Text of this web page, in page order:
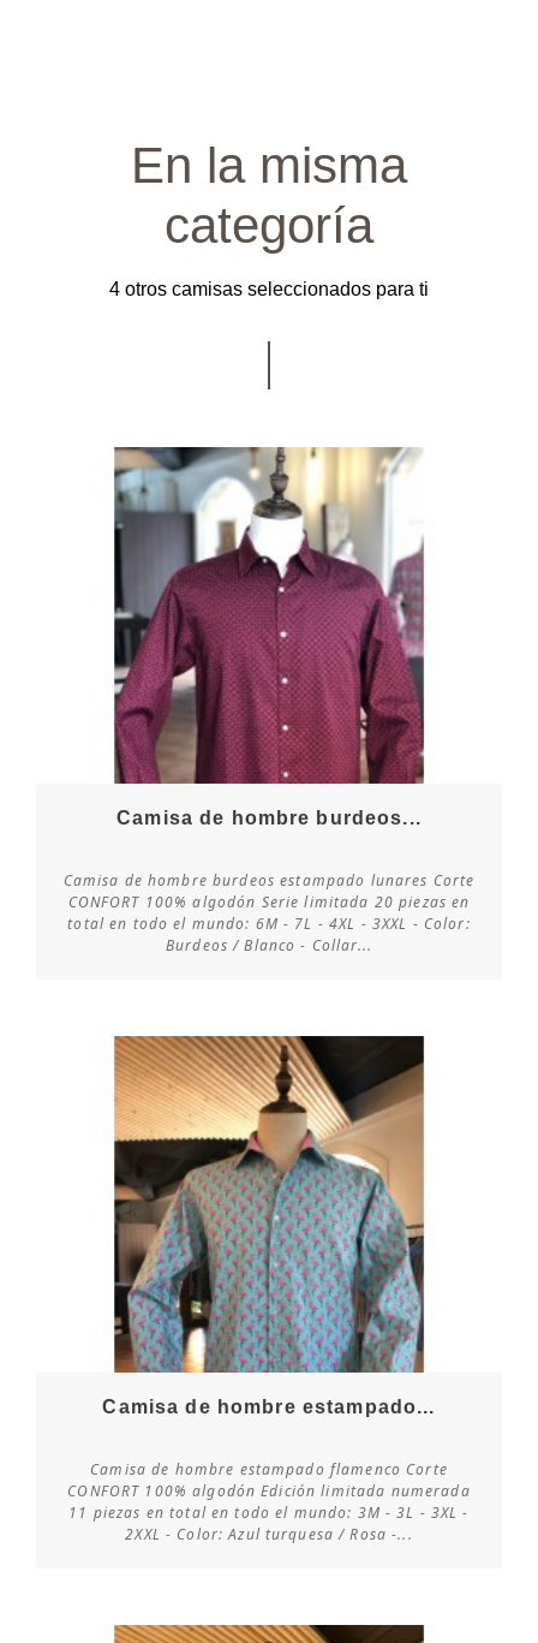
En la misma
categoría
4 otros camisas seleccionados para ti
Consultar disponibilidad
Camisa de hombre burdeos...
Camisa de hombre burdeos estampado lunares Corte
CONFORT 100% algodón Serie limitada 20 piezas en
total en todo el mundo: 6M - 7L - 4XL - 3XXL - Color:
Burdeos / Blanco - Collar...
Consultar disponibilidad
Camisa de hombre estampado...
Camisa de hombre estampado flamenco Corte
CONFORT 100% algodón Edición limitada numerada
11 piezas en total en todo el mundo: 3M - 3L - 3XL -
2XXL - Color: Azul turquesa / Rosa -...